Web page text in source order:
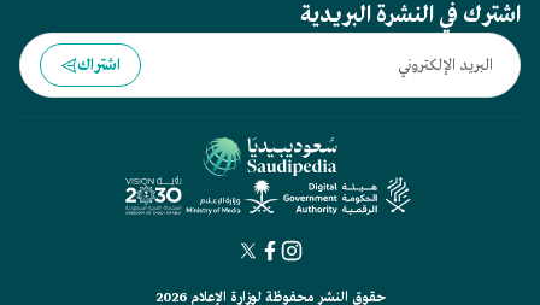
اشترك في النشرة البريدية
اشتراك
حقوق النشر محفوظة لوزارة الإعلام 2026